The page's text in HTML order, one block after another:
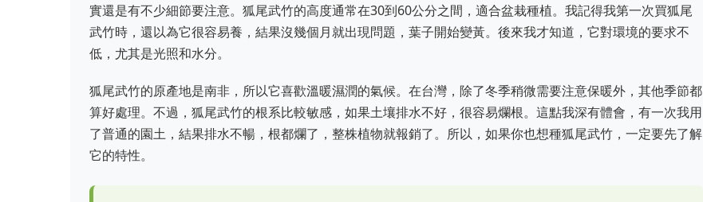
實還是有不少細節要注意。狐尾武竹的高度通常在30到60公分之間，適合盆栽種植。我記得我第一次買狐尾
武竹時，還以為它很容易養，結果沒幾個月就出現問題，葉子開始變黃。後來我才知道，它對環境的要求不
低，尤其是光照和水分。
狐尾武竹的原產地是南非，所以它喜歡溫暖濕潤的氣候。在台灣，除了冬季稍微需要注意保暖外，其他季節都
算好處理。不過，狐尾武竹的根系比較敏感，如果土壤排水不好，很容易爛根。這點我深有體會，有一次我用
了普通的園土，結果排水不暢，根都爛了，整株植物就報銷了。所以，如果你也想種狐尾武竹，一定要先了解
它的特性。